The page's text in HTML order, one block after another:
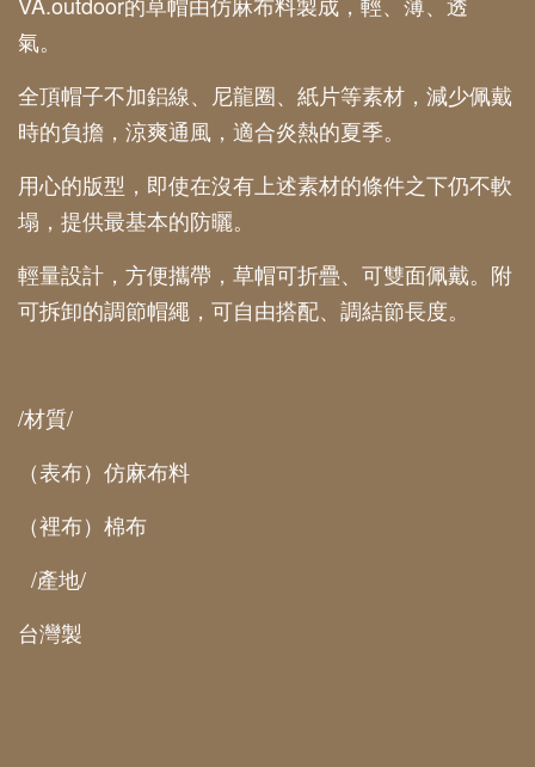
氣。
全頂帽子不加鋁線、尼龍圈、紙片等素材，減少佩戴
時的負擔，涼爽通風，適合炎熱的夏季。
用心的版型，即使在沒有上述素材的條件之下仍不軟
塌，提供最基本的防曬。
輕量設計，方便攜帶，草帽可折疊、可雙面佩戴。附
可拆卸的調節帽繩，可自由搭配、調結節長度。
/材質/
（表布）仿麻布料
（裡布）棉布
/產地/
台灣製